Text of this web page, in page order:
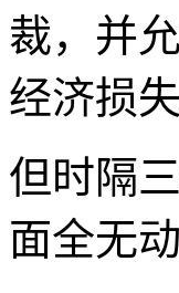
裁，并
经济损失
但时隔
面全无